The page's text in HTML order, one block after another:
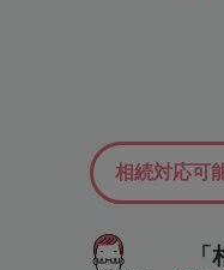
相続対応可